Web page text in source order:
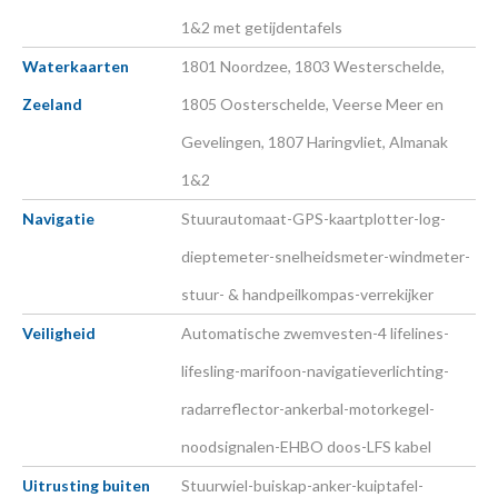
1&2 met getijdentafels
Waterkaarten
Zeeland
1801 Noordzee, 1803 Westerschelde,
1805 Oosterschelde, Veerse Meer en
Gevelingen, 1807 Haringvliet, Almanak
1&2
Navigatie
Stuurautomaat-GPS-kaartplotter-log-
dieptemeter-snelheidsmeter-windmeter-
stuur- & handpeilkompas-verrekijker
Veiligheid
Automatische zwemvesten-4 lifelines-
lifesling-marifoon-navigatieverlichting-
radarreflector-ankerbal-motorkegel-
noodsignalen-EHBO doos-LFS kabel
Uitrusting buiten
Stuurwiel-buiskap-anker-kuiptafel-